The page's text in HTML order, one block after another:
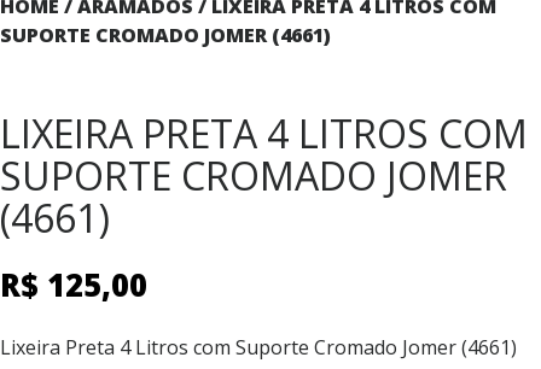
HOME /ARAMADOS / LIXEIRA PRETA 4 LITROS COM
SUPORTE CROMADO JOMER (4661)
LIXEIRA PRETA 4 LITROS COM
SUPORTE CROMADO JOMER
(4661)
R$ 125,00
Lixeira Preta 4 Litros com Suporte Cromado Jomer (4661)